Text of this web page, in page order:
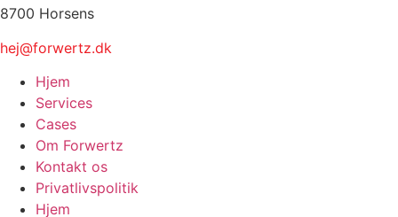
8700 Horsens
hej@forwertz.dk
Hjem
Services
Cases
Om Forwertz
Kontakt os
Privatlivspolitik
Hjem